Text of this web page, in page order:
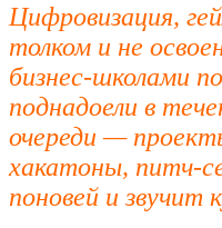
Цифровизация,
толком и не
бизнес-школами
поднадоели в
очереди —
хакатоны, питч-
поновей и звучит